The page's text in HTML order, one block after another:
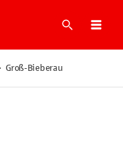
Suche
Groß-Bieberau